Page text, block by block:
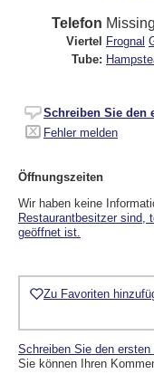
Telefon
Viertel Frognal
Tube:
Schreiben Sie den
Fehler melden
Öffnungszeiten
Wir haben keine
Restaurantbesitzer sind,
geöffnet ist.
Zu Favoriten
Schreiben Sie den
Sie können Ihren